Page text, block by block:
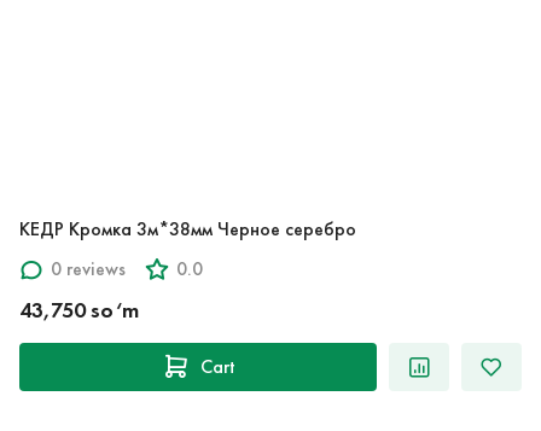
КЕДР Кромка 3м*38мм Черное серебро
0 reviews
0.0
43,750 so‘m
Cart